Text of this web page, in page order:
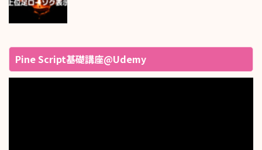
Pine Script基礎講座@Udemy